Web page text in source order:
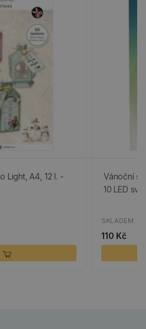
Light, A4, 12 l. -
Vánoční
10 LED
SKLADEM
110 Kč